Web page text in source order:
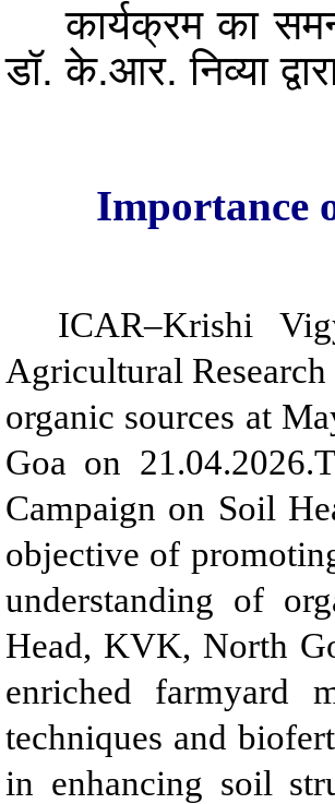
कार्यक्रम का
डॉ. के.आर. निव्या
Importance
ICAR–Krishi
Agricultural
organic sources at
Goa on
Campaign on Soil
objective of
understanding of
Head, KVK, North
enriched farmyard
techniques and
in enhancing soil